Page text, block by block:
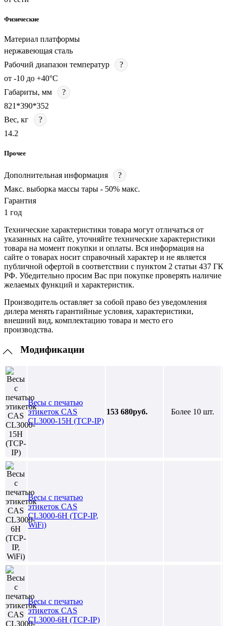
Физические
Материал платформы
нержавеющая сталь
Рабочий диапазон температур
?
от -10 до +40°C
Габариты, мм
?
821*390*352
Вес, кг
?
14.2
Прочее
Дополнительная информация
?
Макс. выборка массы тары - 50% макс.
Гарантия
1 год
Технические характеристики товара могут отличаться от
указанных на сайте, уточняйте технические характеристики
товара на момент покупки и оплаты. Вся информация на
сайте о товарах носит справочный характер и не является
публичной офертой в соответствии с пунктом 2 статьи 437 ГК
РФ. Убедительно просим Вас при покупке проверять наличие
желаемых функций и характеристик.
Производитель оставляет за собой право без уведомления
дилера менять гарантийные условия, характеристики,
внешний вид, комплектацию товара и место его
производства.
Модификации
Весы с печатью
этикеток CAS
CL3000-15H (TCP-IP)
153 680руб. Более 10 шт.
Весы с печатью
этикеток CAS
CL3000-6H (TCP-IP,
WiFi)
Весы с печатью
этикеток CAS
CL3000-6H (TCP-IP)